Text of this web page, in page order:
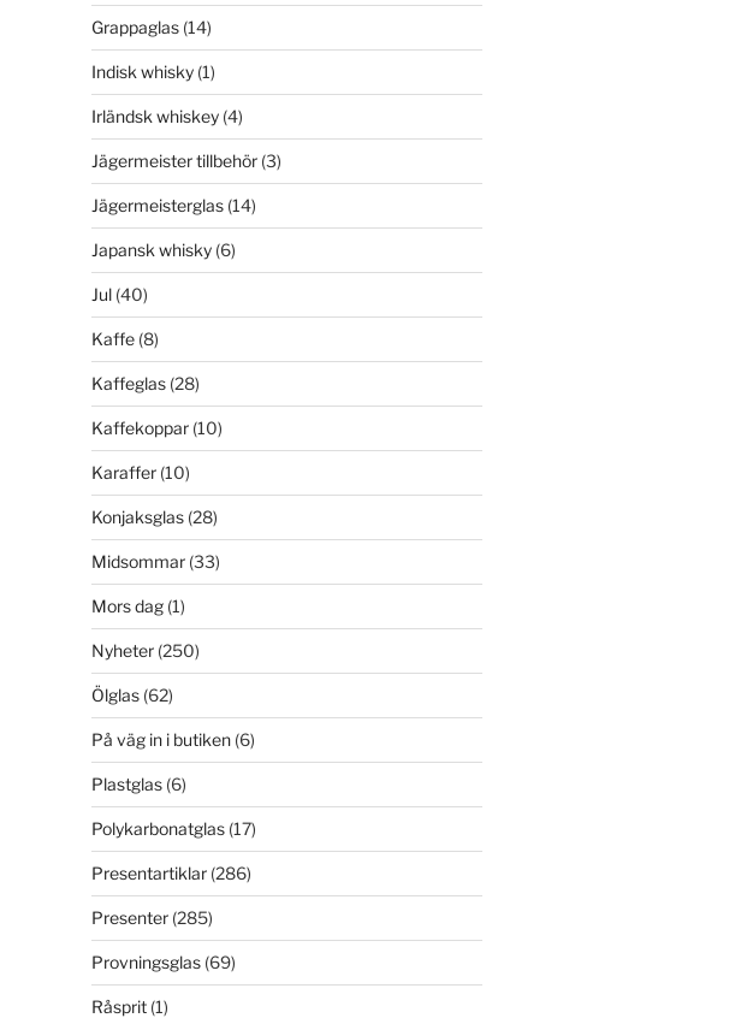
Grappaglas(14)
Indisk whisky(1)
Irländsk whiskey(4)
Jägermeister tillbehör(3)
Jägermeisterglas(14)
Japansk whisky(6)
Jul(40)
Kaffe(8)
Kaffeglas(28)
Kaffekoppar(10)
Karaffer(10)
Konjaksglas(28)
Midsommar(33)
Mors dag(1)
Nyheter(250)
Ölglas(62)
På väg in i butiken(6)
Plastglas(6)
Polykarbonatglas(17)
Presentartiklar(286)
Presenter(285)
Provningsglas(69)
Råsprit(1)